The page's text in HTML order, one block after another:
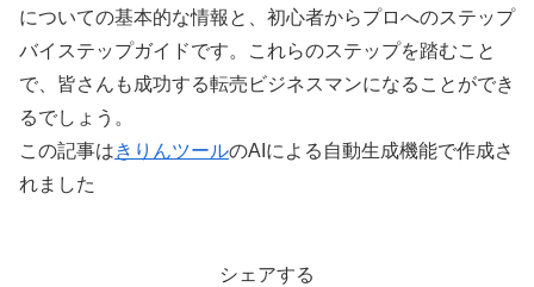
についての基本的な情報と、初心者からプロへのステップ
バイステップガイドです。これらのステップを踏むこと
で、皆さんも成功する転売ビジネスマンになることができ
るでしょう。
この記事はきりんツールのAIによる自動生成機能で作成さ
れました
シェアする